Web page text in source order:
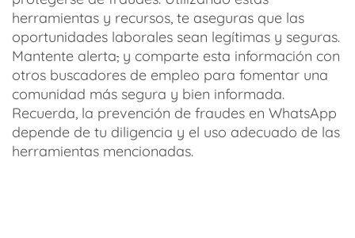
herramientas y recursos, te aseguras que las
oportunidades laborales sean legítimas y seguras.
Mantente alerta, y comparte esta información con
otros buscadores de empleo para fomentar una
comunidad más segura y bien informada.
Recuerda, la prevención de fraudes en WhatsApp
depende de tu diligencia y el uso adecuado de las
herramientas mencionadas.